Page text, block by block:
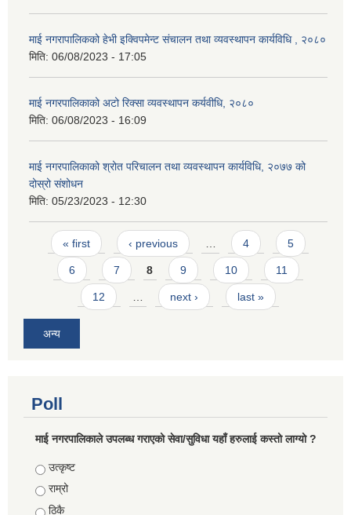
माई नगरापालिकको हेभी इक्विपमेन्ट संचालन तथा व्यवस्थापन कार्यविधि , २०८०
मिति: 06/08/2023 - 17:05
माई नगरपालिकाको अटो रिक्सा व्यवस्थापन कर्यवीधि, २०८०
मिति: 06/08/2023 - 16:09
माई नगरपालिकाको श्रोत परिचालन तथा व्यवस्थापन कार्यविधि, २०७७ को
दोस्रो संशोधन
मिति: 05/23/2023 - 12:30
Pages
« first ‹ previous … 4 5
6 7 8 9 10 11
12 … next › last »
अन्य
Poll
माई नगरपालिकाले उपलब्ध गराएको सेवा/सुविधा यहाँ हरुलाई कस्तो लाग्यो ?
Choices
उत्कृष्ट
राम्रो
ठिकै